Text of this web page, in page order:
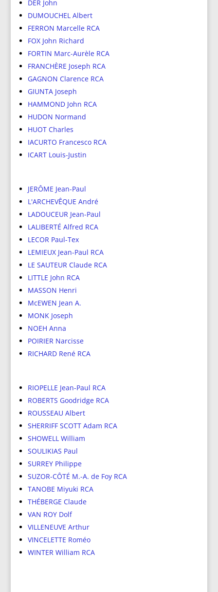
DER John
DUMOUCHEL Albert
FERRON Marcelle RCA
FOX John Richard
FORTIN Marc-Aurèle RCA
FRANCHÈRE Joseph RCA
GAGNON Clarence RCA
GIUNTA Joseph
HAMMOND John RCA
HUDON Normand
HUOT Charles
IACURTO Francesco RCA
ICART Louis-Justin
JERÔME Jean-Paul
L'ARCHEVÊQUE André
LADOUCEUR Jean-Paul
LALIBERTÉ Alfred RCA
LECOR Paul-Tex
LEMIEUX Jean-Paul RCA
LE SAUTEUR Claude RCA
LITTLE John RCA
MASSON Henri
McEWEN Jean A.
MONK Joseph
NOEH Anna
POIRIER Narcisse
RICHARD René RCA
RIOPELLE Jean-Paul RCA
ROBERTS Goodridge RCA
ROUSSEAU Albert
SHERRIFF SCOTT Adam RCA
SHOWELL William
SOULIKIAS Paul
SURREY Philippe
SUZOR-CÔTÉ M.-A. de Foy RCA
TANOBE Miyuki RCA
THÉBERGE Claude
VAN ROY Dolf
VILLENEUVE Arthur
VINCELETTE Roméo
WINTER William RCA